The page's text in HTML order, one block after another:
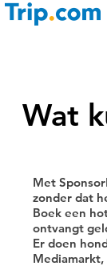
Wat
Met
zonder dat
Boek een
ontvangt
Er doen